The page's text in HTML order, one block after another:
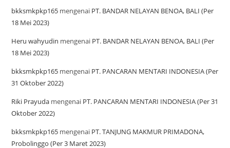
bkksmkpkp165 mengenai PT. BANDAR NELAYAN BENOA, BALI (Per
18 Mei 2023)
Heru wahyudin mengenai PT. BANDAR NELAYAN BENOA, BALI (Per
18 Mei 2023)
bkksmkpkp165 mengenai PT. PANCARAN MENTARI INDONESIA (Per
31 Oktober 2022)
Riki Prayuda mengenai PT. PANCARAN MENTARI INDONESIA (Per 31
Oktober 2022)
bkksmkpkp165 mengenai PT. TANJUNG MAKMUR PRIMADONA,
Probolinggo (Per 3 Maret 2023)